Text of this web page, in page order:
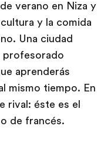
verano en Niza y
y la comida
Una ciudad
profesorado
aprenderás
mismo tiempo. En
rival: éste es el
de francés.